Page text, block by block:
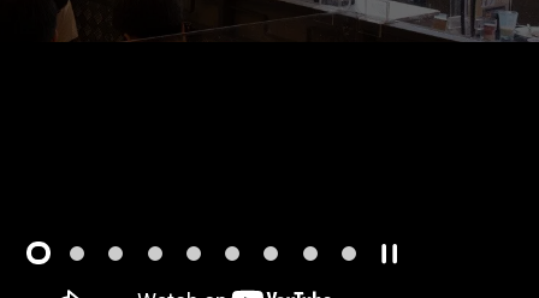
1 2 3 4 5 6 7 8 9 開始/暫停幻